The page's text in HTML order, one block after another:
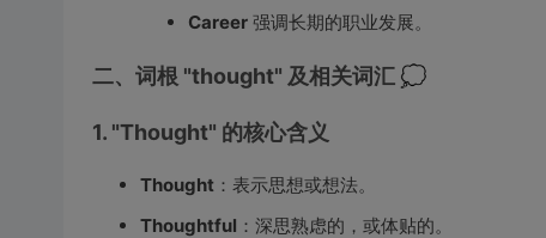
Career强调长期的职业发展。
二、词根 "thought" 及相关词汇 💭
1. "Thought" 的核心含义
Thought：表示思想或想法。
Thoughtful ：深思熟虑的，或体贴的。